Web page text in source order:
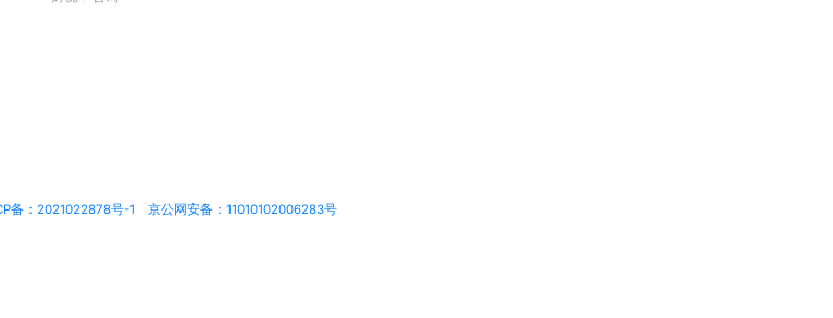
备：2021022878号-1
京公网安备：11010102006283号